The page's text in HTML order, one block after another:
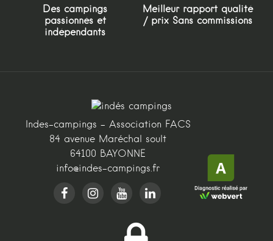
Des campings
passionnés et
indépendants
Meilleur rapport qualité
/ prix Sans commissions
Indes-campings - Association FACS
84 avenue Maréchal soult
64100 BAYONNE
info@indes-campings.fr